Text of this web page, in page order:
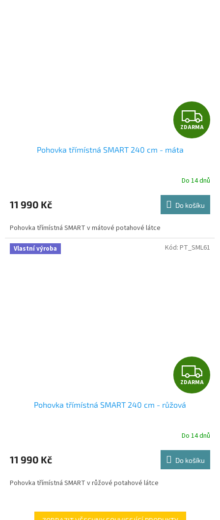
Z
D
R
M
A
ZDARMA
Pohovka třímístná SMART 240 cm - máta
Do 14 dnů
11 990 Kč Do košíku
Pohovka třímístná SMART v mátové potahové látce
Vlastní výroba
Z
D
R
M
A
ZDARMA
Pohovka třímístná SMART 240 cm - růžová
Do 14 dnů
11 990 Kč Do košíku
Pohovka třímístná SMART v růžové potahové látce
Kód: PT_SML61